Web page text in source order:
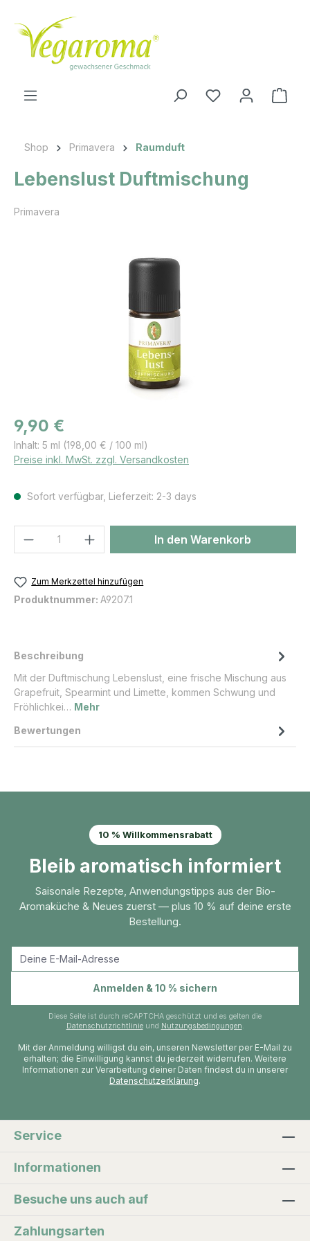
Zum Hauptinhalt springen
Shop Primavera Raumduft
Lebenslust Duftmischung
Primavera
Regulärer Preis:
9,90 €
Inhalt: 5 ml (198,00 € / 100 ml)
Preise inkl. MwSt. zzgl. Versandkosten
Sofort verfügbar, Lieferzeit: 2-3 days
Produkt Anzahl: Gib denIn den Warenkorb
Zum Merkzettel hinzufügen
Produktnummer: A9207.1
Beschreibung
Mit der Duftmischung Lebenslust, eine frische Mischung aus
Grapefruit, Spearmint und Limette, kommen Schwung und
Fröhlichkei… Mehr
Bewertungen
10 % Willkommensrabatt
Bleib aromatisch informiert
Saisonale Rezepte, Anwendungstipps aus der Bio-
Aromaküche & Neues zuerst — plus 10 % auf deine erste
Bestellung.
Anmelden & 10 % sichern
Diese Seite ist durch reCAPTCHA geschützt und es gelten die
Datenschutzrichtlinieund Nutzungsbedingungen.
Mit der Anmeldung willigst du ein, unseren Newsletter per E-Mail zu
erhalten; die Einwilligung kannst du jederzeit widerrufen. Weitere
Informationen zur Verarbeitung deiner Daten findest du in unserer
Datenschutzerklärung.
Service
Informationen
Besuche uns auch auf
Zahlungsarten